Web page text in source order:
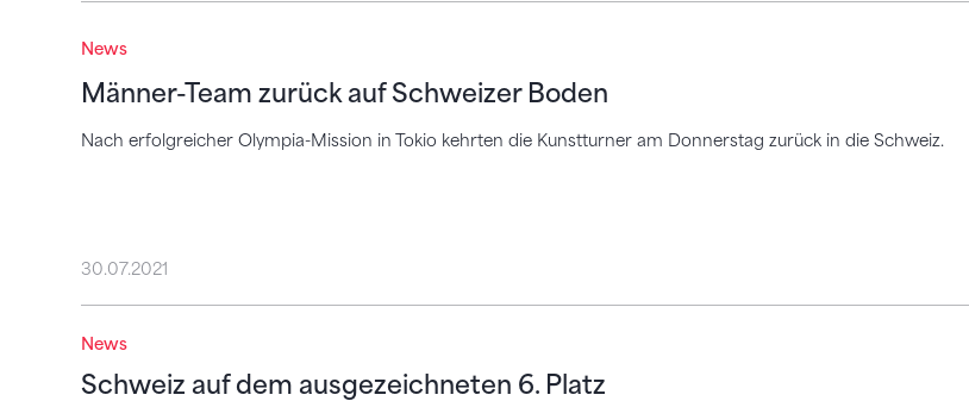
News
Männer-Team zurück auf Schweizer Boden
Nach erfolgreicher Olympia-Mission in Tokio kehrten die Kunstturner am Donnerstag zurück in die Schweiz.
Männer-Team zurück auf Schweizer Boden
30.07.2021
News
Schweiz auf dem ausgezeichneten 6. Platz
Schweiz auf dem ausgezeichneten 6. Platz